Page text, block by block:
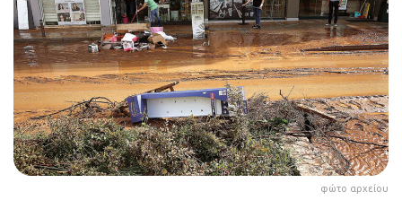
φώτο αρχείου